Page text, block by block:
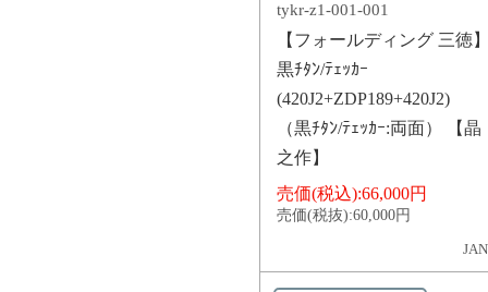
tykr-z1-001-001
【フォールディング 三徳
黒ﾁﾀﾝ/ﾃｪｯｶｰ
(420J2+ZDP189+420J2)
（黒ﾁﾀﾝ/ﾃｪｯｶｰ:両面） 【晶
之作】
売価(税込):66,000円
売価(税抜):60,000円